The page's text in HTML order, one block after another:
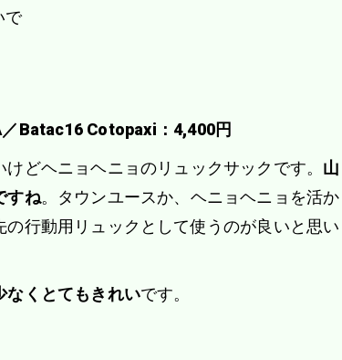
で
Batac16 Cotopaxi：4,400円
けどヘニョヘニョのリュックサックです。 山
すね。タウンユースか、ヘニョヘニョを活か
の行動用リュックとして使うのが良いと思い
なくとてもきれいです。